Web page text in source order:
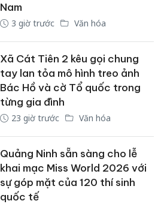
Nam
3 giờ trước Văn hóa
Xã Cát Tiên 2 kêu gọi chung
tay lan tỏa mô hình treo ảnh
Bác Hồ và cờ Tổ quốc trong
từng gia đình
23 giờ trước Văn hóa
Quảng Ninh sẵn sàng cho lễ
khai mạc Miss World 2026 với
sự góp mặt của 120 thí sinh
quốc tế